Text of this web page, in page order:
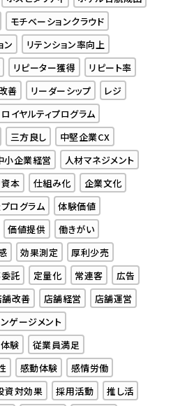
モチベーションクラウド
ン
リテンション率向上
リピーター獲得
リピート率
善 リーダーシップ
レジ
ロイヤルティプログラム
三方良し
中堅企業CX
小企業経営
人材マネジメント
本 仕組み化
企業文化
ログラム
体験価値
価値提供
働きがい
効果測定
厚利少売
託 定量化 常連客
広告
舗改善 店舗経営
店舗運営
ゲージメント
験
従業員満足
感動体験
感情労働
資対効果 採用活動
推し活